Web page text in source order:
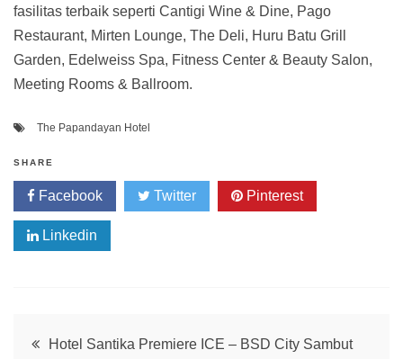
fasilitas terbaik seperti Cantigi Wine & Dine, Pago
Restaurant, Mirten Lounge, The Deli, Huru Batu Grill
Garden, Edelweiss Spa, Fitness Center & Beauty Salon,
Meeting Rooms & Ballroom.
The Papandayan Hotel
SHARE
Facebook Twitter Pinterest
Linkedin
PostHotel Santika Premiere ICE – BSD City Sambut